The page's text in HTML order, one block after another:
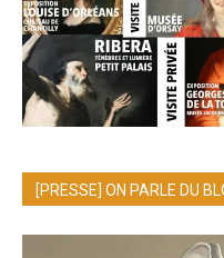
[PRESSE] ON PARLE DU